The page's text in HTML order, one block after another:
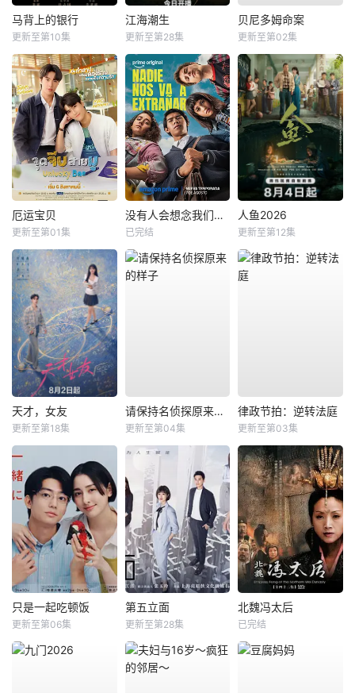
马背上的银行
更新至第10集
江海潮生
更新至第28集
贝尼多姆命案
更新至第02集
厄运宝贝
更新至第01集
没有人会想念我们第二季
已完结
人鱼2026
更新至第12集
天才，女友
更新至第18集
请保持名侦探原来的样子
更新至第04集
律政节拍：逆转法庭
更新至第03集
只是一起吃顿饭
更新至第06集
第五立面
更新至第28集
北魏冯太后
已完结